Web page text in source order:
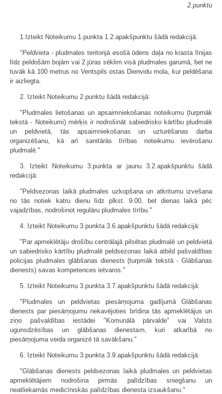
2.punktu
1.Izteikt Noteikumu 1.punkta 1.2.apakš­punktu šādā redakcijā:
"Peldvieta -pludmales teritorijā esošā ūdens daļa no krasta līnijas
līdz peldošām bojām vai 2.jūras sēklim visā pludmales garumā, bet ne
tuvāk kā 100 metrus no Ventspils ostas Dienvidu mola, kur peldēšana
ir aizliegta.
2. Izteikt Noteikumu 2.punktu šādā redakcijā:
"Pludmales lietošanas un apsaimniekošanas noteikumu (turpmāk
tekstā - Noteikumi) mērķis ir nodrošināt sabiedrisko kārtību pludmalē
un peldvietā, tās apsaimniekošanas un uzturēšanas darba
organizēšanu, kā arī sanitārās tīrības noteikumu ievērošanu
pludmalē."
3. Izteikt Noteikumu 3.punkta ar jaunu 3.2.apakšpunktu šādā
redakcijā:
"Peldsezonas laikā pludmales uzkopšana un atkritumu izvešana
no tās notiek katru dienu līdz plkst. 9.00, bet dienas laikā pēc
vajadzības, nodrošinot regulāru pludmales tīrību."
4. Izteikt Noteikumu 3.punkta 3.6.apakš­punktu šādā redakcijā:
"Par apmeklētāju drošību centrālajā pilsētas pludmalē un peldvietā
un sabiedrisko kārtību pludmalē peldsezonas laikā atbild pašvaldības
policijas pludmales glābšanas dienests (turpmāk tekstā - Glābšanas
dienests) savas kompetences ietvaros."
5. Izteikt Noteikumu 3.punkta 3.7.apakš­punktu šādā redakcijā:
"Pludmales un peldvietas piesārņojuma gadījumā Glābšanas
dienests par piesārņojumu nekavējoties brīdina tās apmeklētājus un
ziņo pašvaldības iestādei "Komunālā pārvalde" vai Valsts
ugunsdzēsības un glābšanas dienestam, kuri atkarībā no
piesārņojuma veida organizē tā savākšanu."
6. Izteikt Noteikumu 3.punkta 3.9.apakš­punktu šādā redakcijā:
"Glābšanas dienests peldsezonas laikā pludmales un peldvietas
apmeklētājiem nodrošina pirmās palīdzības sniegšanu un
neatliekamās medicīniskās palīdzības dienesta izsaukšanu."